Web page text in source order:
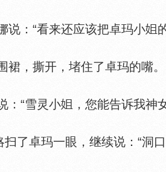
：“看来还应该把卓玛小
，撕开，堵住了卓玛的嘴。
“雪灵小 ，您能告诉我神
了卓玛一眼，继续说：“洞口